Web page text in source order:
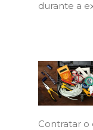
durante a
Contratar o